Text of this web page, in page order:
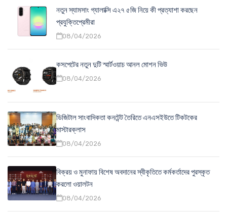
নতুন স্যামসাং গ্যালাক্সি এ২৭ ৫জি নিয়ে কী প্রত্যাশা করছেন
প্রযুক্তিপ্রেমীরা
08/04/2026
কসপেটের নতুন দুটি স্মার্টওয়াচ আনল মোশন ভিউ
08/04/2026
ডিজিটাল সাংবাদিকতা কনটেন্ট তৈরিতে এনএসইউতে টিকটকের
মাস্টারক্লাস
08/04/2026
বিক্রয় ও মুনাফায় বিশেষ অবদানের স্বীকৃতিতে কর্মকর্তাদের পুরস্কৃত
করলো ওয়ালটন
08/04/2026